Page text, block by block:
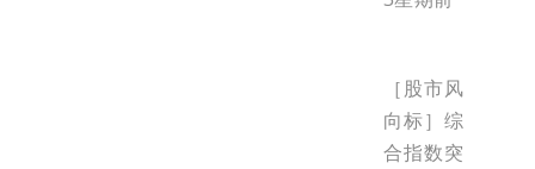
［股市风
向标］综
合指数突